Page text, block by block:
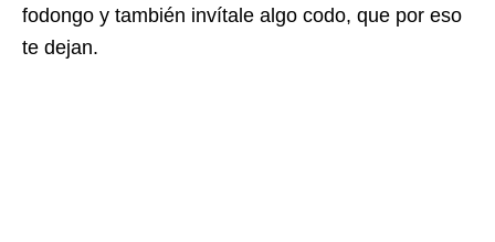
fodongo y también invítale algo codo, que por eso
te dejan.